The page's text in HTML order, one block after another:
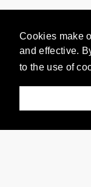
Cookies make
and effective.
to the use of